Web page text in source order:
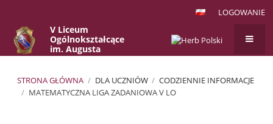
LOGOWANIE
V Liceum
Ogólnokształcące
im. Augusta
Witkowskiego
STRONA GŁÓWNA / DLA UCZNIÓW / CODZIENNIE INFORMACJE
/ MATEMATYCZNA LIGA ZADANIOWA V LO